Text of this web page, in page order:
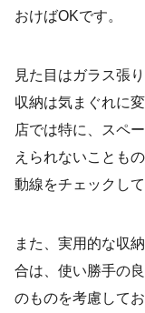
おけばOKです。
見た目はガラス張
収納は気まぐれに
店では特に、スペ
えられないことも
動線をチェックし
また、実用的な収
合は、使い勝手の
のものを考慮して